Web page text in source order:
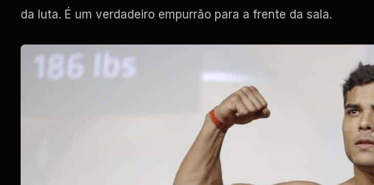
da luta. É um verdadeiro empurrão para a frente da sala.